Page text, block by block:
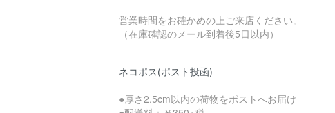
営業時間をお確かめの上ご来店ください。
（在庫確認のメール到着後5日以内）
ネコポス(ポスト投函)
●厚さ2.5cm以内の荷物をポストへお届け